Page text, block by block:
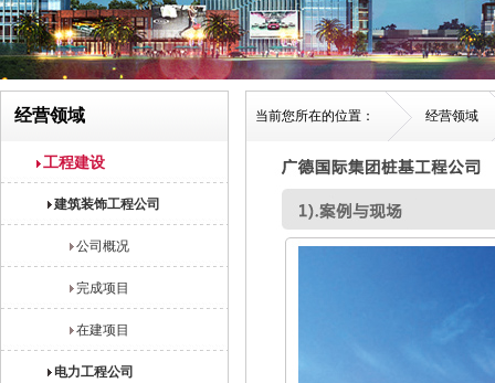
经营领域
工程建设
建筑装饰工程公司
公司概况
完成项目
在建项目
电力工程公司
当前您所在的位置： 经营领域